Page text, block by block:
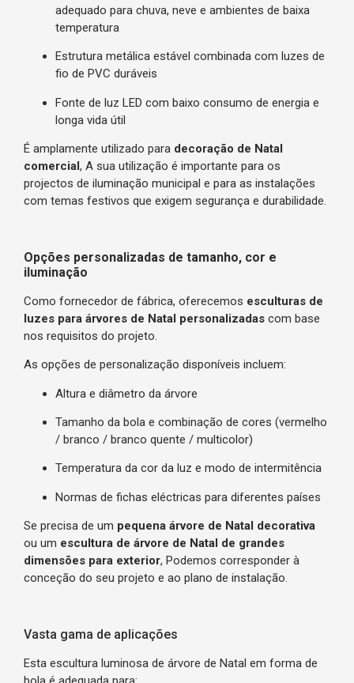
adequado para chuva, neve e ambientes de baixa
temperatura
Estrutura metálica estável combinada com luzes de
fio de PVC duráveis
Fonte de luz LED com baixo consumo de energia e
longa vida útil
É amplamente utilizado para decoração de Natal
comercial, A sua utilização é importante para os
projectos de iluminação municipal e para as instalações
com temas festivos que exigem segurança e durabilidade.
Opções personalizadas de tamanho, cor e
iluminação
Como fornecedor de fábrica, oferecemos esculturas de
luzes para árvores de Natal personalizadas com base
nos requisitos do projeto.
As opções de personalização disponíveis incluem:
Altura e diâmetro da árvore
Tamanho da bola e combinação de cores (vermelho
/ branco / branco quente / multicolor)
Temperatura da cor da luz e modo de intermitência
Normas de fichas eléctricas para diferentes países
Se precisa de um pequena árvore de Natal decorativa
ou um escultura de árvore de Natal de grandes
dimensões para exterior, Podemos corresponder à
conceção do seu projeto e ao plano de instalação.
Vasta gama de aplicações
Esta escultura luminosa de árvore de Natal em forma de